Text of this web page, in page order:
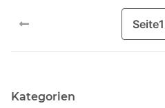
Seite1
Kategorien